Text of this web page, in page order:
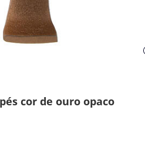
cor de ouro opaco